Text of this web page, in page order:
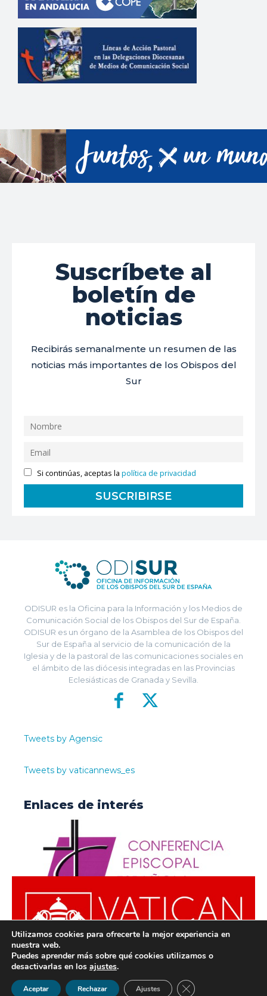
Suscríbete al
boletín de
noticias
Recibirás semanalmente un resumen de las
noticias más importantes de los Obispos del
Sur
Si continúas, aceptas lapolítica de privacidad
ODISUR es la Oficina para la Información y los Medios de
Comunicación Social de los Obispos del Sur de España.
ODISUR es un órgano de la Asamblea de los Obispos del
Sur de España al servicio de la comunicación de la
Iglesia y de la pastoral de las comunicaciones sociales en
el ámbito de las diócesis integradas en las Provincias
Eclesiásticas de Granada y Sevilla.
Tweets by Agensic
Tweets by vaticannews_es
Enlaces de interés
© ODISUR | Todos los derechos reservados |Política de
Privacidad
Aviso Legal
Utilizamos cookies para ofrecerte la mejor experiencia en
nuestra web.
Puedes aprender más sobre qué cookies utilizamos o
desactivarlas en los ajustes.
Aceptar Rechazar Ajustes Cerrar el banner de